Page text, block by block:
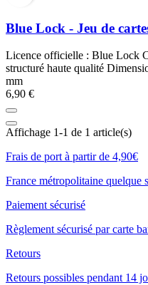
Blue Lock - Jeu de
Licence officielle : Blue Lock
structuré haute qualité
mm
6,90 €
Affichage 1-1 de 1 article(s)
Frais de port à partir de 4,90€
France métropolitaine quelque
Paiement sécurisé
Règlement sécurisé par carte
Retours
Retours possibles pendant 14